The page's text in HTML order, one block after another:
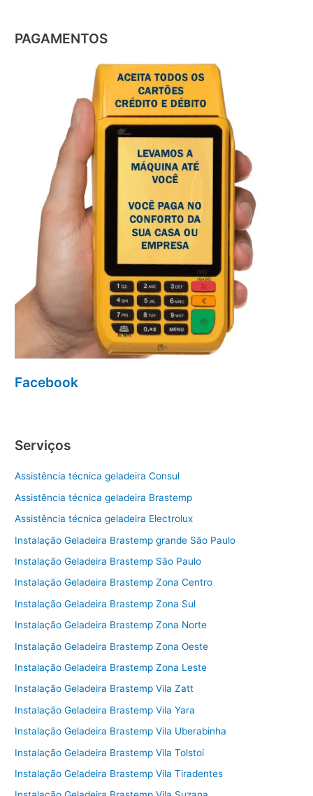
PAGAMENTOS
Facebook
Serviços
Assistência técnica geladeira Consul
Assistência técnica geladeira Brastemp
Assistência técnica geladeira Electrolux
Instalação Geladeira Brastemp grande São Paulo
Instalação Geladeira Brastemp São Paulo
Instalação Geladeira Brastemp Zona Centro
Instalação Geladeira Brastemp Zona Sul
Instalação Geladeira Brastemp Zona Norte
Instalação Geladeira Brastemp Zona Oeste
Instalação Geladeira Brastemp Zona Leste
Instalação Geladeira Brastemp Vila Zatt
Instalação Geladeira Brastemp Vila Yara
Instalação Geladeira Brastemp Vila Uberabinha
Instalação Geladeira Brastemp Vila Tolstoi
Instalação Geladeira Brastemp Vila Tiradentes